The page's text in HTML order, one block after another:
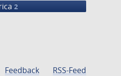
2
Feedback RSS-Feed